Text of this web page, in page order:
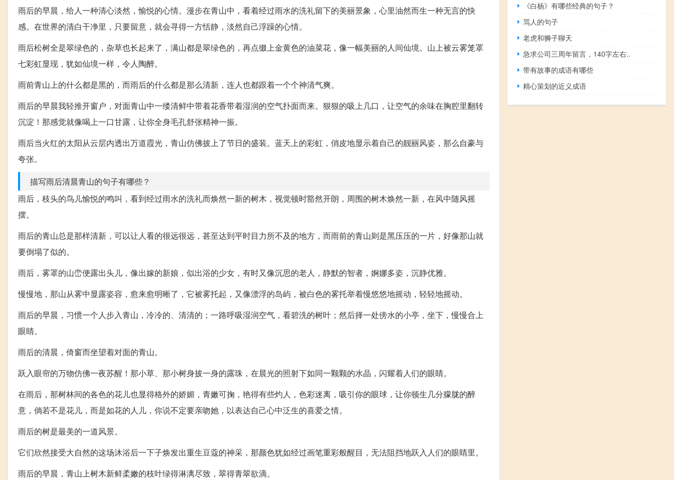
雨后的早晨，给人一种清心淡然，愉悦的心情。漫步在青山中，看着经过雨水的洗礼留下的美丽景象，心里油然而生一种无言的快
感。在世界的清白干净里，只要留意，就会寻得一方恬静，淡然自己浮躁的心情。
雨后松树全是翠绿色的，杂草也长起来了，满山都是翠绿色的，再点缀上金黄色的油菜花，像一幅美丽的人间仙境。山上被云雾笼罩
七彩虹显现，犹如仙境一样，令人陶醉。
雨前青山上的什么都是黑的，而雨后的什么都是那么清新，连人也都跟着一个个神清气爽。
雨后的早晨我轻推开窗户，对面青山中一缕清鲜中带着花香带着湿润的空气扑面而来。狠狠的吸上几口，让空气的余味在胸腔里翻转
沉淀！那感觉就像喝上一口甘露，让你全身毛孔舒张精神一振。
雨后当火红的太阳从云层内透出万道霞光，青山仿佛披上了节日的盛装。蓝天上的彩虹，俏皮地显示着自己的靓丽风姿，那么自豪与
夸张。
描写雨后清晨青山的句子有哪些？
雨后，枝头的鸟儿愉悦的鸣叫，看到经过雨水的洗礼而焕然一新的树木，视觉顿时豁然开朗，周围的树木焕然一新，在风中随风摇
摆。
雨后的青山总是那样清新，可以让人看的很远很远，甚至达到平时目力所不及的地方，而雨前的青山则是黑压压的一片，好像那山就
要倒塌了似的。
雨后，雾罩的山峦便露出头儿，像出嫁的新娘，似出浴的少女，有时又像沉思的老人，静默的智者，婀娜多姿，沉静优雅。
慢慢地，那山从雾中显露姿容，愈来愈明晰了，它被雾托起，又像漂浮的岛屿，被白色的雾托举着慢悠悠地摇动，轻轻地摇动。
雨后的早晨，习惯一个人步入青山，冷冷的、清清的；一路呼吸湿润空气，看碧洗的树叶；然后择一处傍水的小亭，坐下，慢慢合上
眼睛。
雨后的清晨，倚窗而坐望着对面的青山。
跃入眼帘的万物仿佛一夜苏醒！那小草、那小树身披一身的露珠，在晨光的照射下如同一颗颗的水晶，闪耀着人们的眼睛。
在雨后，那树林间的各色的花儿也显得格外的娇媚，青嫩可掬，艳得有些灼人，色彩迷离，吸引你的眼球，让你顿生几分朦胧的醉
意，倘若不是花儿，而是如花的人儿，你说不定要亲吻她，以表达自己心中泛生的喜爱之情。
雨后的树是最美的一道风景。
它们欣然接受大自然的这场沐浴后一下子焕发出重生豆蔻的神采，那颜色犹如经过画笔重彩般醒目，无法阻挡地跃入人们的眼睛里。
雨后的早晨，青山上树木新鲜柔嫩的枝叶绿得淋漓尽致，翠得青翠欲滴。
《白杨》有哪些经典的句子？
骂人的句子
老虎和狮子聊天
急求公司三周年留言，140字左右..
带有故事的成语有哪些
精心策划的近义成语